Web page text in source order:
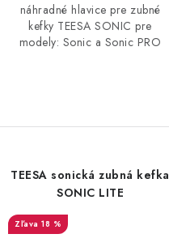
náhradné hlavice pre zubné
kefky TEESA SONIC pre
modely: Sonic a Sonic PRO
TEESA sonická zubná kefka
SONIC LITE
18 %